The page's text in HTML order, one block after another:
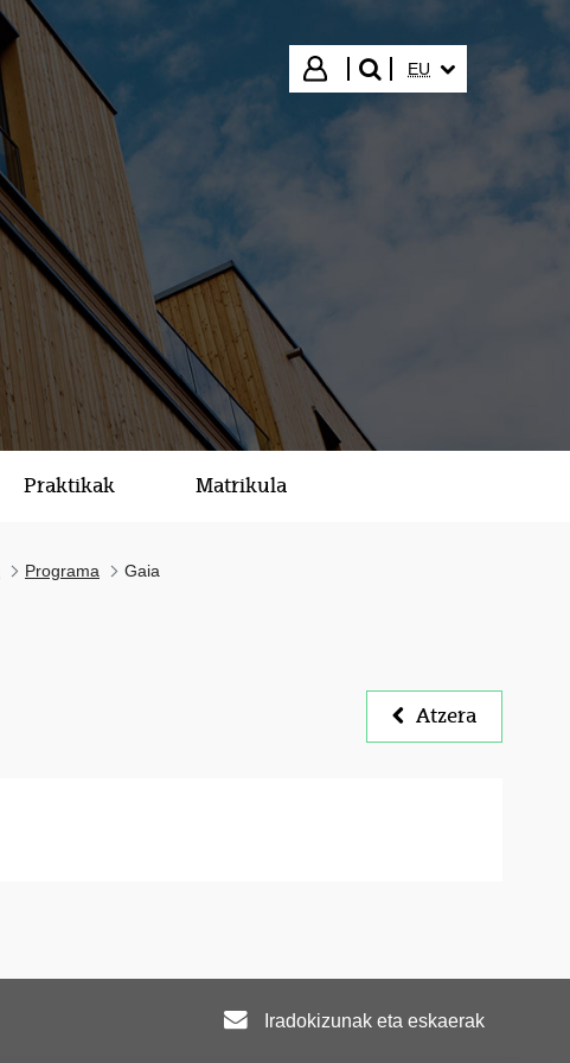
Hasi saioa
bilatu"
HIZKUNTZA
EU
Praktikak Matrikula
Programa Gaia
Atzera
Iradokizunak eta eskaerak